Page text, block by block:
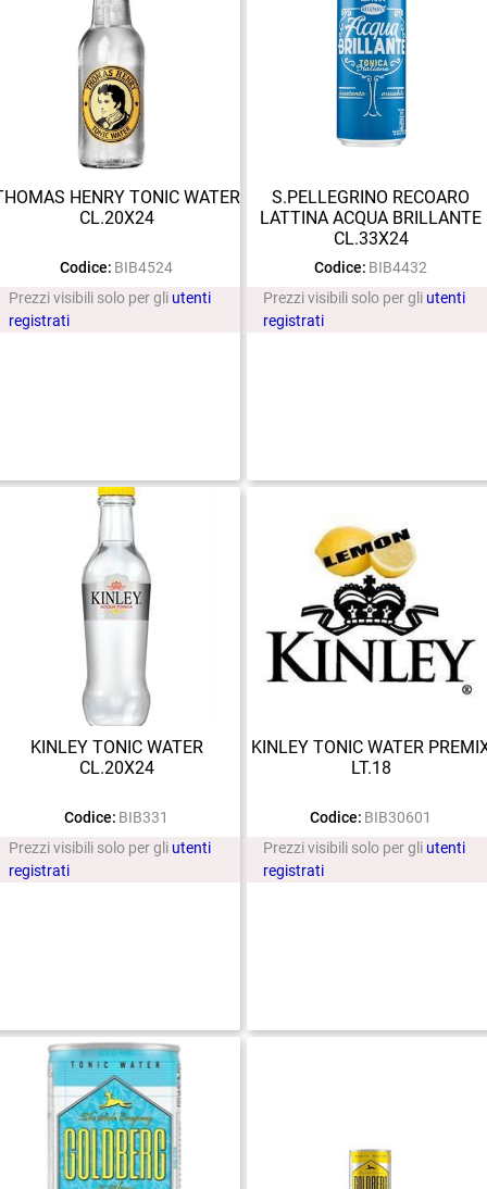
HENRY TONIC WATER
CL.20X24
Codice: BIB4524
Prezzi visibili solo per gli utenti
registrati
S.PELLEGRINO RECOARO
LATTINA ACQUA BRILLANTE
CL.33X24
Codice: BIB4432
Prezzi visibili solo per gli utenti
registrati
KINLEY TONIC WATER
CL.20X24
Codice: BIB331
Prezzi visibili solo per gli utenti
registrati
KINLEY TONIC WATER
LT.18
Codice: BIB30601
Prezzi visibili solo per gli utenti
registrati